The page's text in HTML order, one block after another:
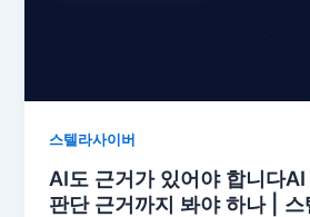
스텔라사이버
AI도 근거가 있어야 합니다
판단 근거까지 봐야 하나 | 스